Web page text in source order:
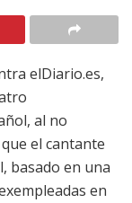
elDiario.es,
al no
el cantante
basado en una
en